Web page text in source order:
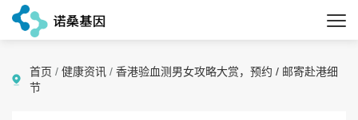
首页 / 健康资讯 / 香港验血测男女攻略大赏，预约 / 邮寄赴港细
节